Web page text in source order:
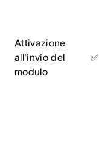
Attivazione
all'invio del
modulo
✅